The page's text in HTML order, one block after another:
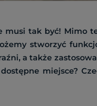
musi tak być! Mimo
stworzyć
a także
miejsce?